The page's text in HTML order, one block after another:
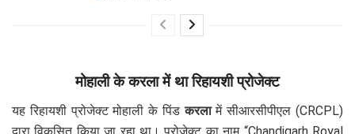
मोहाली के करला में था रिहायशी प्रोजेक्ट
यह रिहायशी प्रोजेक्ट मोहाली के पिंडकरलामें सीआरसीपीएल (CRCPL)